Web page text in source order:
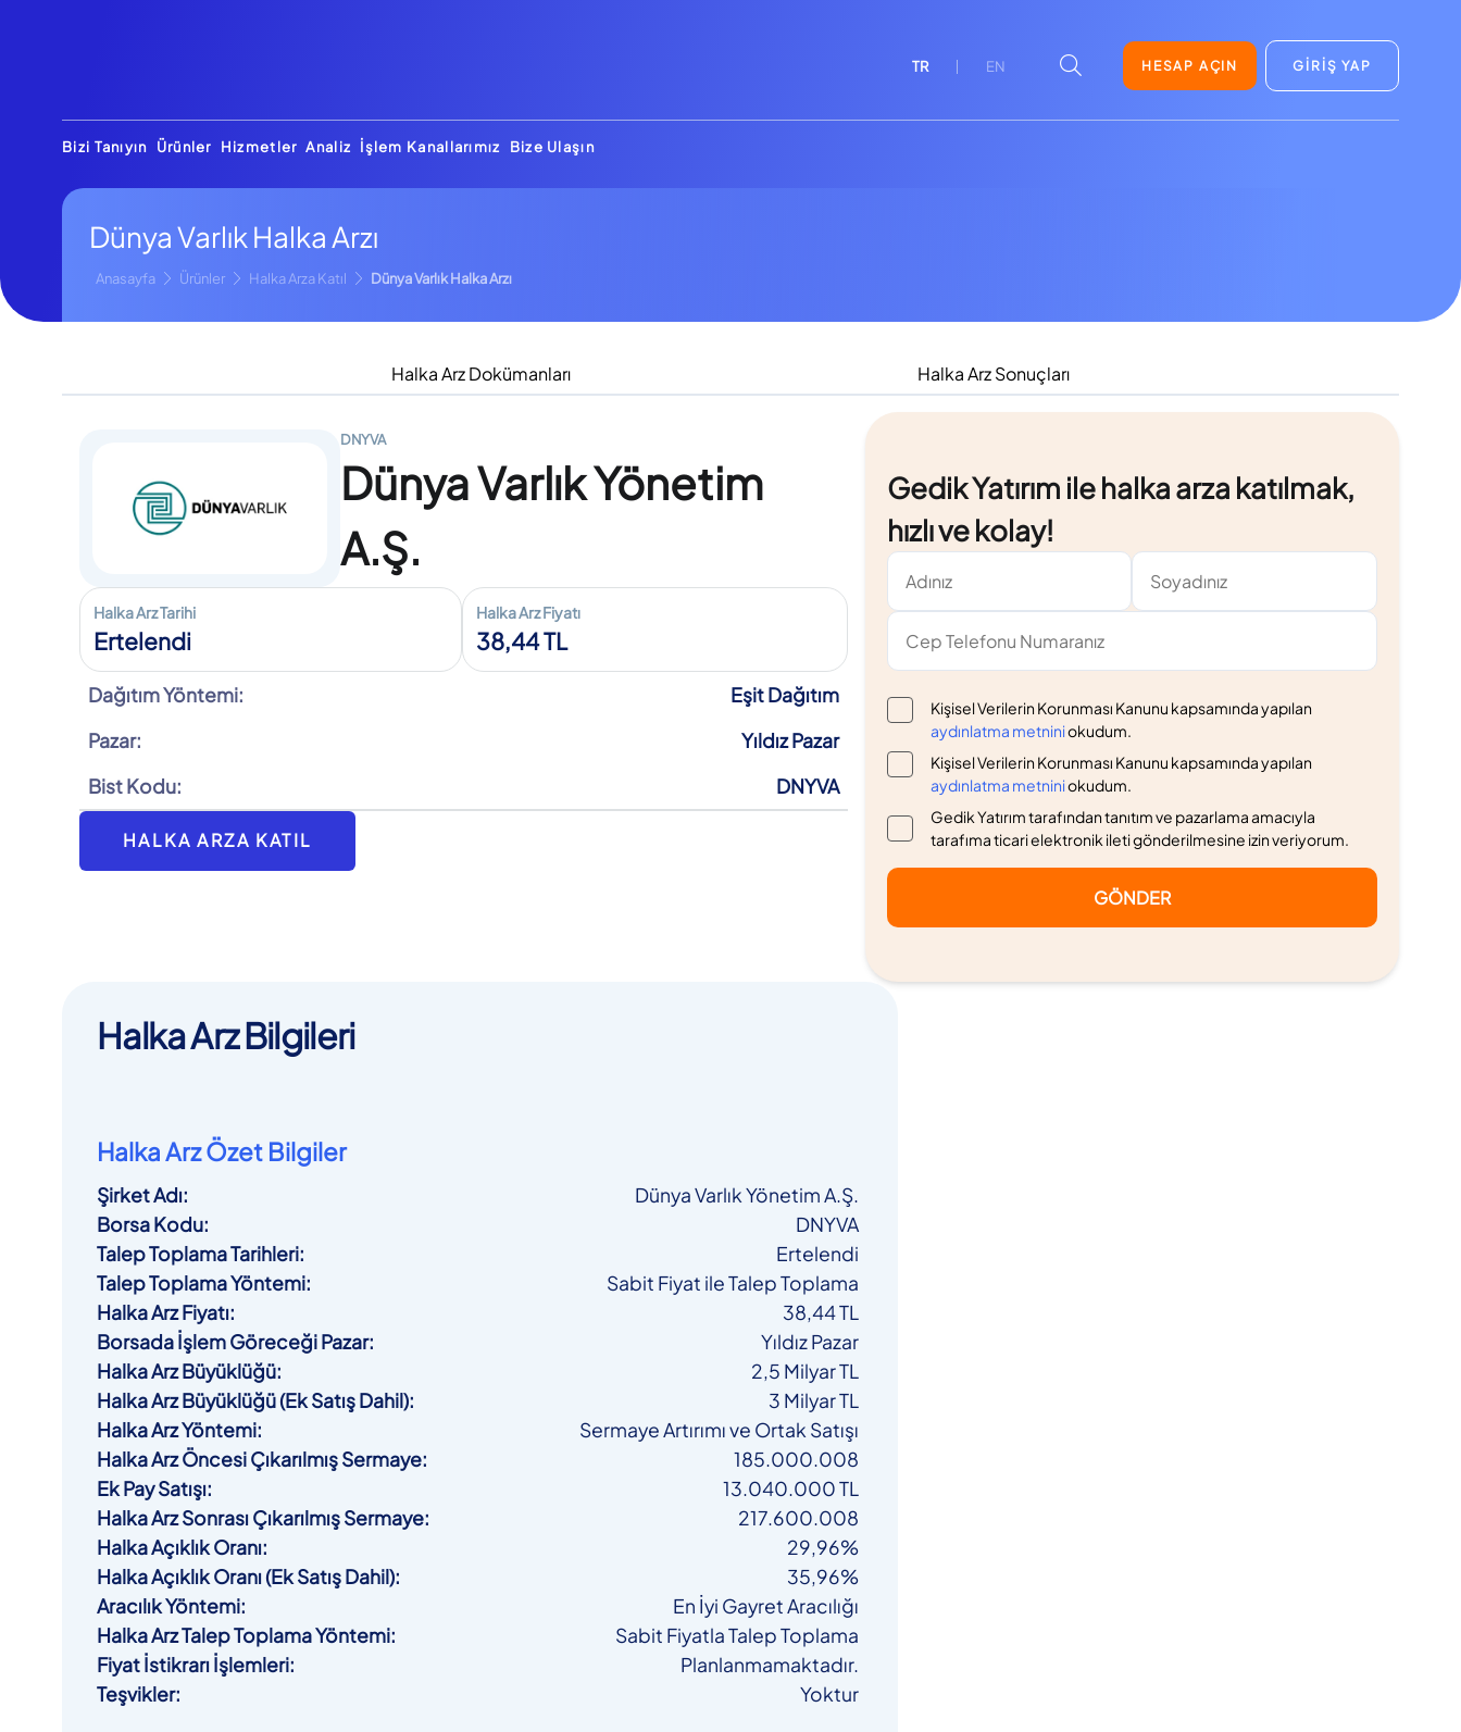
TR EN HESAP AÇIN GİRİŞ YAP
Bizi Tanıyın Ürünler Hizmetler Analiz İşlem Kanallarımız Bize Ulaşın
Dünya Varlık Halka Arzı
Anasayfa Ürünler Halka Arza Katıl Dünya Varlık Halka Arzı
Halka Arz Dokümanları Halka Arz Sonuçları
DNYVA
Dünya Varlık Yönetim
A.Ş.
Halka Arz Tarihi
Ertelendi
Halka Arz Fiyatı
38,44 TL
Dağıtım Yöntemi:
Eşit Dağıtım
Pazar:
Yıldız Pazar
Bist Kodu:
DNYVA
HALKA ARZA KATIL
Gedik Yatırım ile halka arza katılmak,
hızlı ve kolay!
Kişisel Verilerin Korunması Kanunu kapsamında yapılan
aydınlatma metniniokudum.
Kişisel Verilerin Korunması Kanunu kapsamında yapılan
aydınlatma metniniokudum.
Gedik Yatırım tarafından tanıtım ve pazarlama amacıyla
tarafıma ticari elektronik ileti gönderilmesine izin veriyorum.
GÖNDER
Halka Arz Bilgileri
Halka Arz Özet Bilgiler
Şirket Adı:
Dünya Varlık Yönetim A.Ş.
Borsa Kodu:
DNYVA
Talep Toplama Tarihleri:
Ertelendi
Talep Toplama Yöntemi:
Sabit Fiyat ile Talep Toplama
Halka Arz Fiyatı:
38,44 TL
Borsada İşlem Göreceği Pazar:
Yıldız Pazar
Halka Arz Büyüklüğü:
2,5 Milyar TL
Halka Arz Büyüklüğü (Ek Satış Dahil):
3 Milyar TL
Halka Arz Yöntemi:
Sermaye Artırımı ve Ortak Satışı
Halka Arz Öncesi Çıkarılmış Sermaye:
185.000.008
Ek Pay Satışı:
13.040.000 TL
Halka Arz Sonrası Çıkarılmış Sermaye:
217.600.008
Halka Açıklık Oranı:
29,96%
Halka Açıklık Oranı (Ek Satış Dahil):
35,96%
Aracılık Yöntemi:
En İyi Gayret Aracılığı
Halka Arz Talep Toplama Yöntemi:
Sabit Fiyatla Talep Toplama
Fiyat İstikrarı İşlemleri:
Planlanmamaktadır.
Teşvikler: Yoktur